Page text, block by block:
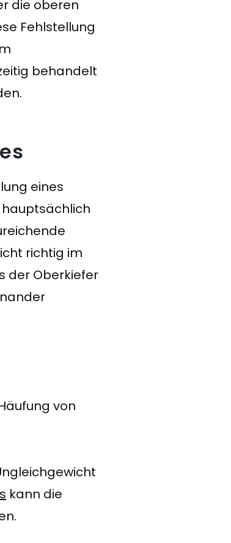
die oberen
Fehlstellung
behandelt
eines
hauptsächlich
richtig im
der Oberkiefer
von
kann die